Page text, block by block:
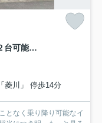
２０２６年２月リフォーム完了◆駐車２台可能◆全居室２面採光◆伏見区羽束師菱川町
菱川」 停歩14分
となく乗り降り可能なイ